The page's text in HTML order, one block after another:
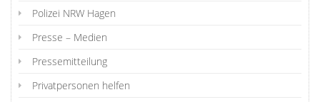
Polizei NRW Hagen
Presse – Medien
Pressemitteilung
Privatpersonen helfen